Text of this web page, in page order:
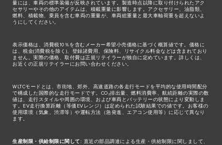
量には、車両の標準装備が反映されています。製造時点以降に取り付けられたアク
セサリーやその他のアイテムは、積載重量に影響します。アクセサリー、油脂類、
燃料、積載物、乗員を含む車両の重量が、車両総重量と最大車軸荷重を超えないよ
うにしてください。
表示価格は、消費税10％を含むメーカー希望小売価格に基づく概算値です。価格に
は、税金(消費税を除く)、登録諸費用、保険料、リサイクル料金などは含まれており
ません。実際の価格、取付費は正規リテイラーが独自に定めています。詳しくは、
お近くの正規リテイラーにお問い合わせください。
WLTCモードとは、市街地、郊外、高速道路の各走行モードを平均的な使用時間配分
で構成した国際的な走行モードです。CO₂排出量、燃料消費率、航続距離の実際の数
値は、走行スタイルや周囲の環境、および車両とバッテリーの状態により変動しま
す。EV走行換算距離（等価EVレンジ）は定められた試験結果での値です。お客様の
使用環境（気象、渋滞等）や運転方法（急発進、エアコン使用等）に応じて異なり
ます。
生産制限・供給制限に関して: 直近の部品調達による生産・供給制限に関しまして、